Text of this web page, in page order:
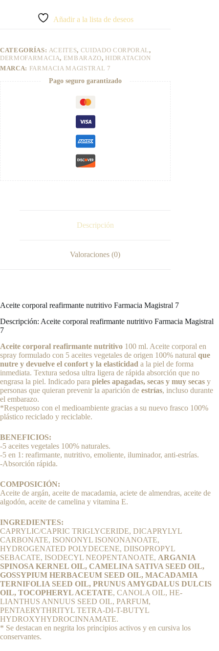
a
t
i
Añadir a la lista de deseos
CATEGORÍAS: ACEITES, CUIDADO CORPORAL,
DERMOFARMACIA, EMBARAZO, HIDRATACION
MARCA: FARMACIA MAGISTRAL 7
Pago seguro garantizado
Descripción
Valoraciones (0)
Aceite corporal reafirmante nutritivo Farmacia Magistral 7
Descripción: Aceite corporal reafirmante nutritivo Farmacia Magistral
7
Aceite corporal reafirmante nutritivo 100 ml. Aceite corporal en
spray formulado con 5 aceites vegetales de origen 100% natural que
nutre y devuelve el confort y la elasticidad a la piel de forma
inmediata. Textura sedosa ultra ligera de rápida absorción que no
engrasa la piel. Indicado para pieles apagadas, secas y muy secas y
personas que quieran prevenir la aparición de estrías, incluso durante
el embarazo.
*Respetuoso con el medioambiente gracias a su nuevo frasco 100%
plástico reciclado y reciclable.
BENEFICIOS:
-5 aceites vegetales 100% naturales.
-5 en 1: reafirmante, nutritivo, emoliente, iluminador, anti-estrías.
-Absorción rápida.
COMPOSICIÓN:
Aceite de argán, aceite de macadamia, aciete de almendras, aceite de
algodón, aceite de camelina y vitamina E.
INGREDIENTES:
CAPRYLIC/CAPRIC TRIGLYCERIDE, DICA­PRYLYL
CARBONATE, ISONONYL ISONO­NANOATE,
HYDROGENATED POLYDECE­NE, DIISOPROPYL
SEBACATE, ISODECYL NEOPENTANOATE, ARGANIA
SPINOSA KERNEL OIL, CAMELINA SATIVA SEED OIL,
GOSSYPIUM HERBACEUM SEED OIL, MACADAMIA
TERNIFOLIA SEED OIL, PRUNUS AMYGDALUS DULCIS
OIL, TOCOPHERYL ACETATE, CANOLA OIL, HE­
LIANTHUS ANNUUS SEED OIL, PARFUM,
PENTAERYTHRITYL TETRA-DI-T-BUTYL
HYDROXYHYDROCINNAMATE.
* Se destacan en negrita los principios activos y en cursiva los
conservantes.